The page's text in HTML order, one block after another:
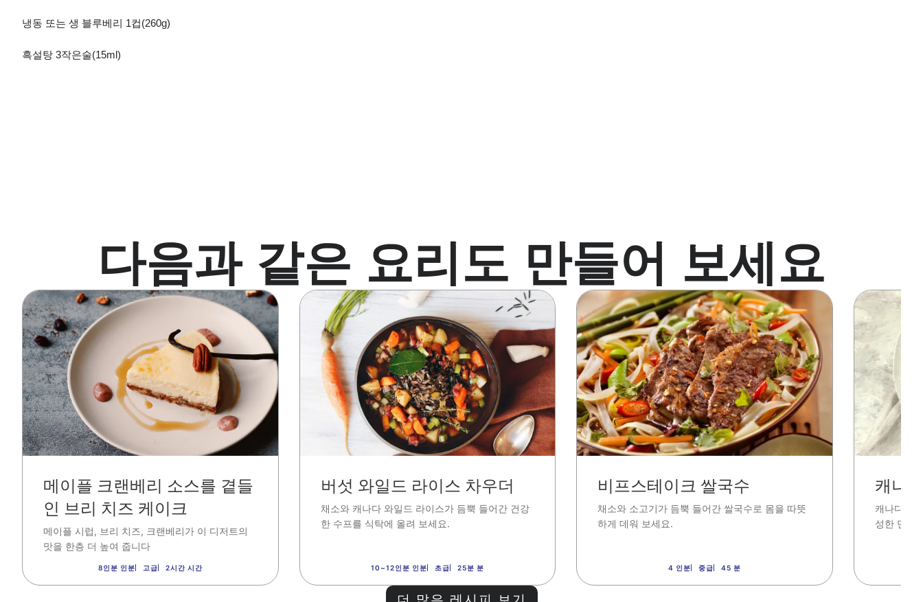
냉동 또는 생 블루베리 1컵(260g)
흑설탕 3작은술(15ml)
다음과 같은 요리도 만들어 보세요
이
미
지
메이플 크랜베리 소스를 곁들
인 브리 치즈 케이크
메이플 시럽, 브리 치즈, 크랜베리가 이 디저트의
맛을 한층 더 높여 줍니다
8인분 인분 고급 2시간 시간
이
버섯 와일드 라이스 차우더
채소와 캐나다 와일드 라이스가 듬뿍 들어간 건강
한 수프를 식탁에 올려 보세요.
10~12인분 인분 초급 25분 분
이
미
지
비프스테이크 쌀국수
채소와 소고기가 듬뿍 들어간 쌀국수로 몸을 따뜻
하게 데워 보세요.
4 인분 중급 45 분
이
미
지
캐나
캐나다산
성한 만족